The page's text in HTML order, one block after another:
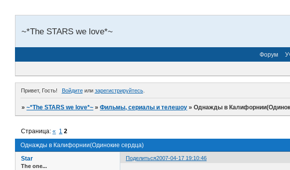
~*The STARS we love*~
Форум
Привет, Гость! Войдитеили зарегистрируйтесь.
»~*The STARS we love*~ »Фильмы, сериалы и телешоу »Однажды в
Однажды в Калифорнии(Одинокие сердца)
Страница:« 1 2
Поделиться2007-04-17 19:10:46
Star
The one...